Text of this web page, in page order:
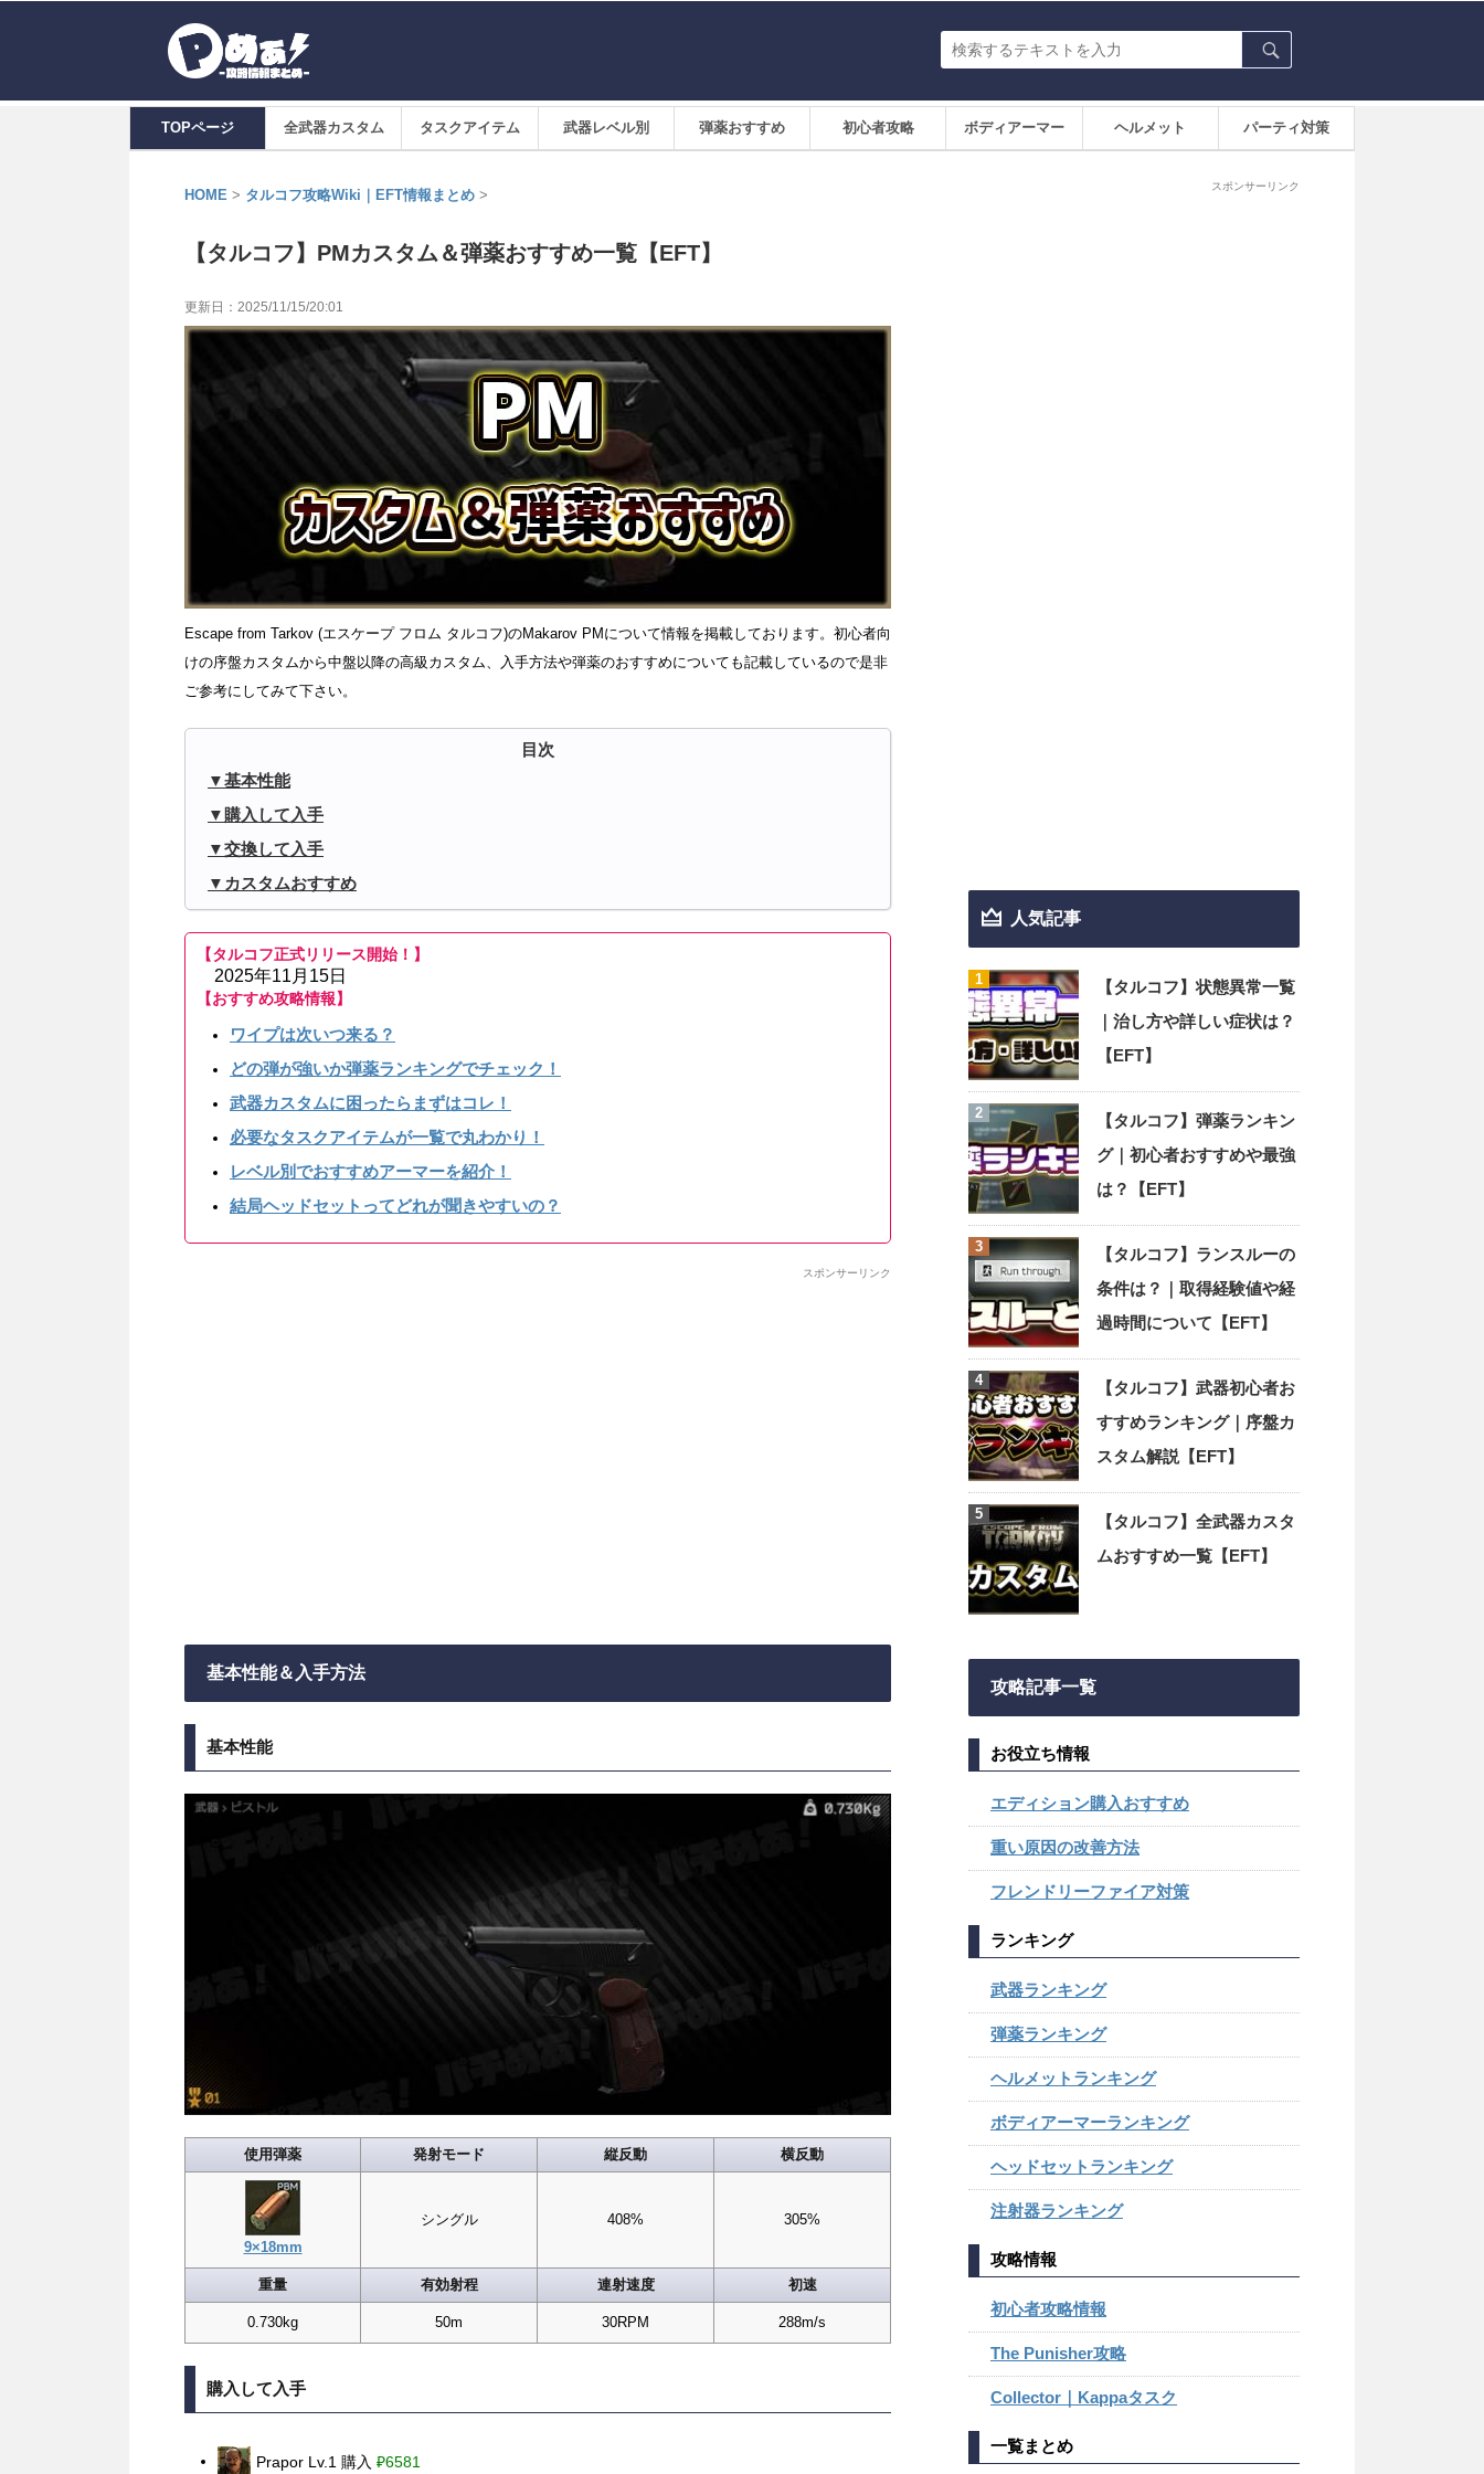
TOPページ 全武器カスタム タスクアイテム 武器レベル別 弾薬おすすめ 初心者攻略 ボディアーマー ヘルメット パーティ対策
HOME > タルコフ攻略Wiki｜EFT情報まとめ >
【タルコフ】PMカスタム＆弾薬おすすめ一覧【EFT】
更新日： 2025/11/15/20:01
Escape from Tarkov (エスケープ フロム タルコフ)のMakarov PMについて情報を掲載しております。初心者向
けの序盤カスタムから中盤以降の高級カスタム、入手方法や弾薬のおすすめについても記載しているので是非
ご参考にしてみて下さい。
基本性能
購入して入手
交換して入手
カスタムおすすめ
【タルコフ正式リリース開始！】
2025年11月15日
【おすすめ攻略情報】
ワイプは次いつ来る？
どの弾が強いか弾薬ランキングでチェック！
武器カスタムに困ったらまずはコレ！
必要なタスクアイテムが一覧で丸わかり！
レベル別でおすすめアーマーを紹介！
結局ヘッドセットってどれが聞きやすいの？
スポンサーリンク
基本性能＆入手方法
基本性能
使用弾薬 発射モード 縦反動 横反動
9×18mm
シングル 408% 305%
重量 有効射程 連射速度 初速
0.730kg 50m 30RPM 288m/s
購入して入手
Prapor Lv.1 購入 ₽6581
スポンサーリンク
人気記事
【タルコフ】状態異常一覧
｜治し方や詳しい症状は？
【EFT】
【タルコフ】弾薬ランキン
グ｜初心者おすすめや最強
は？【EFT】
【タルコフ】ランスルーの
条件は？｜取得経験値や経
過時間について【EFT】
【タルコフ】武器初心者お
すすめランキング｜序盤カ
スタム解説【EFT】
【タルコフ】全武器カスタ
ムおすすめ一覧【EFT】
攻略記事一覧
お役立ち情報
エディション購入おすすめ
重い原因の改善方法
フレンドリーファイア対策
ランキング
武器ランキング
弾薬ランキング
ヘルメットランキング
ボディアーマーランキング
ヘッドセットランキング
注射器ランキング
攻略情報
初心者攻略情報
The Punisher攻略
Collector｜Kappaタスク
一覧まとめ